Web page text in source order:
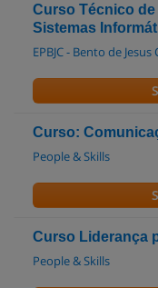
Curso Técnico
Sistemas
EPBJC - Bento de
Curso:
People & Skills
Curso Liderança
People & Skills